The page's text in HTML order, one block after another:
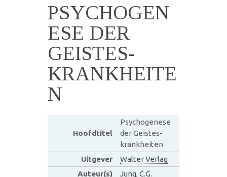
PSYCHOGEN
ESE DER
GEISTES-
KRANKHEITE
N
Hoofdtitel
Psychogenese
der Geistes-
krankheiten
Uitgever
Walter Verlag
Auteur(s)
Jung, C.G.